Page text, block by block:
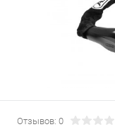
Отзывов: 0